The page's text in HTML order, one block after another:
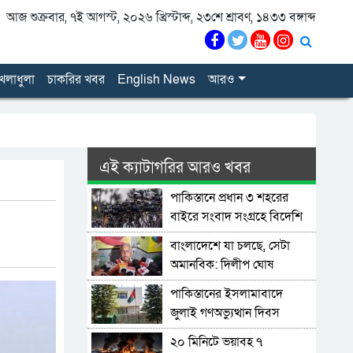
আজ শুক্রবার, ৭ই আগস্ট, ২০২৬ খ্রিস্টাব্দ, ২৩শে শ্রাবণ, ১৪৩৩ বঙ্গাব্দ
চাকরির খবর English News আরও
এই ক্যাটাগরির আরও খবর
পাকিস্তানে প্রধান ৩ শহরের
বাইরে সংবাদ সংগ্রহে বিদেশি
গণমাধ্যমের ওপর বিধিনিষেধ
বাংলাদেশে যা চলছে, সেটা
অমানবিক: দিলীপ ঘোষ
পাকিস্তানের ইসলামাবাদে
জুলাই গণঅভ্যুত্থান দিবস
পালিত
২০ মিনিটে ভয়াবহ ৭